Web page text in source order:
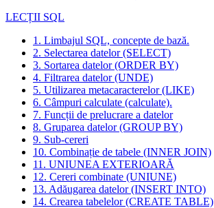
LECȚII SQL
1. Limbajul SQL, concepte de bază.
2. Selectarea datelor (SELECT)
3. Sortarea datelor (ORDER BY)
4. Filtrarea datelor (UNDE)
5. Utilizarea metacaracterelor (LIKE)
6. Câmpuri calculate (calculate).
7. Funcții de prelucrare a datelor
8. Gruparea datelor (GROUP BY)
9. Sub-cereri
10. Combinație de tabele (INNER JOIN)
11. UNIUNEA EXTERIOARĂ
12. Cereri combinate (UNIUNE)
13. Adăugarea datelor (INSERT INTO)
14. Crearea tabelelor (CREATE TABLE)